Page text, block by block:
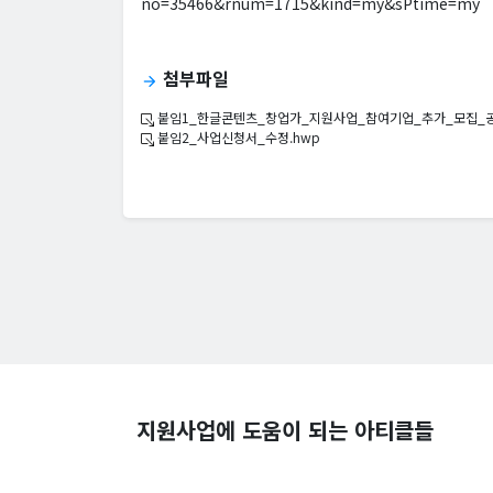
arrow_forward 첨부파일
붙임1_한글콘텐츠_창업가_지원사업_참여기업_추가_모집_
붙임2_사업신청서_수정.hwp
지원사업에 도움이 되는 아티클들